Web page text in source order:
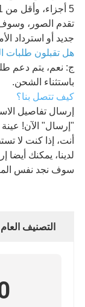
5 أجزاء، وأقل من 0.1٪، يرجى الاتصال المبيعات و
تقدم الصور،
جديد أو استرداد
هل تقبلون طلبات
ج: نعم، يتم دعم
باستثناء الشحن.
كيف تتصل بنا؟
إرسال تفاصيل
"إرسال" الآن!
أنت، إذا كنت لا
لدينا، يمكنك أيضا
سوف نجد نفس
التصنيف العام